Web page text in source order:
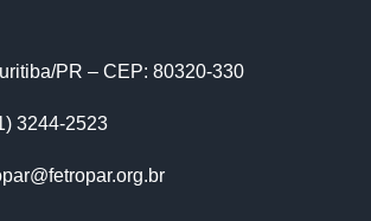
PR – CEP: 80320-330
3244-2523